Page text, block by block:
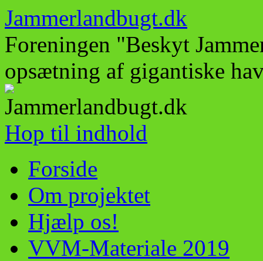
Jammerlandbugt.dk
Foreningen "Beskyt
opsætning af gigantiske
Hop til indhold
Forside
Om projektet
Hjælp os!
VVM-Materiale 2019